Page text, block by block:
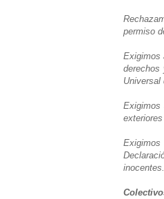
permiso
Exigimos
Universal
Exigimos
inocentes.